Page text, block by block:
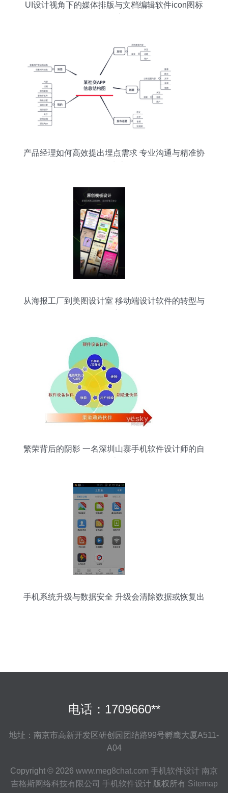
UI设计视角下的媒体排版与文档编辑软件icon图标
产品经理如何高效提出埋点需求 专业沟通与精准协
从海报工厂到美图设计室 移动端设计软件的转型与
繁荣背后的阴影 一名深圳山寨手机软件设计师的自
手机系统升级与数据安全 升级会清除数据或恢复出
电话：1709660**
地址：南京市高新开发区研创园团结路99号孵鹰大厦A511-
A04
Copyright © 2026 www.meg8chat.com 手机软件设计 南京
吉格斯网络科技有限公司 手机软件设计版权所有 Sitemap